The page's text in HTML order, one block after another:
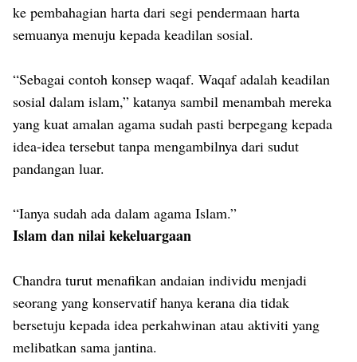
ke pembahagian harta dari segi pendermaan harta
semuanya menuju kepada keadilan sosial.
“Sebagai contoh konsep waqaf. Waqaf adalah keadilan
sosial dalam islam,” katanya sambil menambah mereka
yang kuat amalan agama sudah pasti berpegang kepada
idea-idea tersebut tanpa mengambilnya dari sudut
pandangan luar.
“Ianya sudah ada dalam agama Islam.”
Islam dan nilai kekeluargaan
Chandra turut menafikan andaian individu menjadi
seorang yang konservatif hanya kerana dia tidak
bersetuju kepada idea perkahwinan atau aktiviti yang
melibatkan sama jantina.